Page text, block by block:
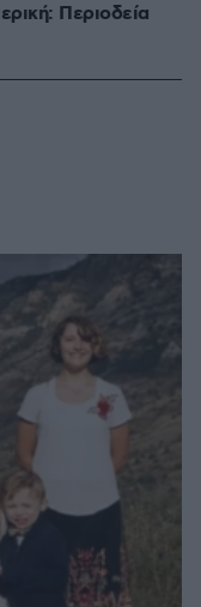
Περιοδεία